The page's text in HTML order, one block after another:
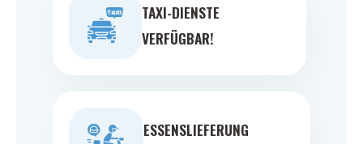
TAXI-DIENSTE
VERFÜGBAR!
ESSENSLIEFERUNG